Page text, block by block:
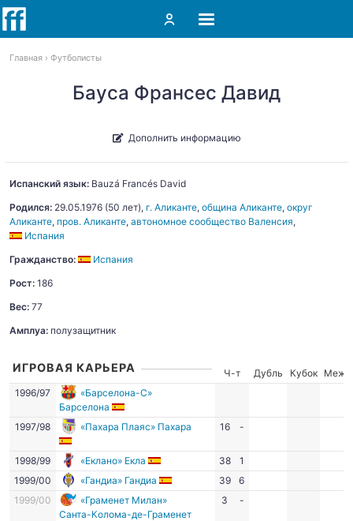
Главная Футболисты
Бауса Франсес Давид
Дополнить информацию
Испанский язык: Bauzá Francés David
Родился: 29.05.1976 (50 лет), г. Аликанте, община Аликанте, округ
Аликанте, пров. Аликанте, автономное сообщество Валенсия,
Испания
Гражданство:
Испания
Рост: 186
Вес: 77
Амплуа: полузащитник
ИГРОВАЯ КАРЬЕРА Ч-т Дубль Кубок
Межд.
1996/97
«Барселона-С»
Барселона
1997/98
«Пахара Плаяс» Пахара 16 -
1998/99 «Еклано» Екла 38
1
1999/00
«Гандиа» Гандиа 39
6
1999/00
«Граменет Милан»
Санта-Колома-де-Граменет
3 -